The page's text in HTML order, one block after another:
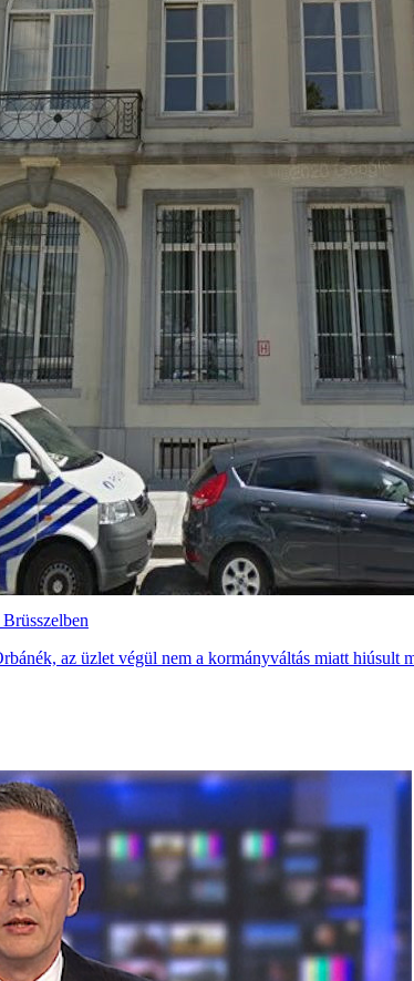
az üzlet végül nem a kormányváltás miatt hiúsult